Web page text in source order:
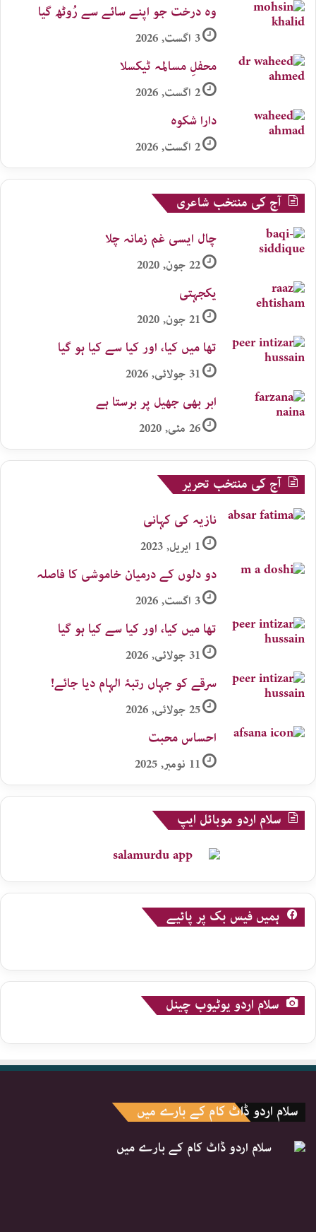
وہ درخت جو اپنے سائے سے رُوٹھ گیا
3 اگست, 2026
محفلِ مسالمہ ٹیکسلا
2 اگست, 2026
دارا شکوہ
2 اگست, 2026
آج کی منتخب شاعری
چال ایسی غم زمانہ چلا
22 جون, 2020
یکجہتی
21 جون, 2020
تھا میں کیا، اور کیا سے کیا ہو گیا
31 جولائی, 2026
ابر بھی جھیل پر برستا ہے
26 مئی, 2020
آج کی منتخب تحریر
نازیہ کی کہانی
1 اپریل, 2023
دو دلوں کے درمیان خاموشی کا فاصلہ
3 اگست, 2026
تھا میں کیا، اور کیا سے کیا ہو گیا
31 جولائی, 2026
سرقے کو جہاں رتبۂ الہام دیا جائے!
25 جولائی, 2026
احساس محبت
11 نومبر, 2025
سلام اردو موبائل ایپ
ہمیں فیس بک پر پائیے
سلام اردو یوٹیوب چینل
سلام اردو ڈاٹ کام کے بارے میں